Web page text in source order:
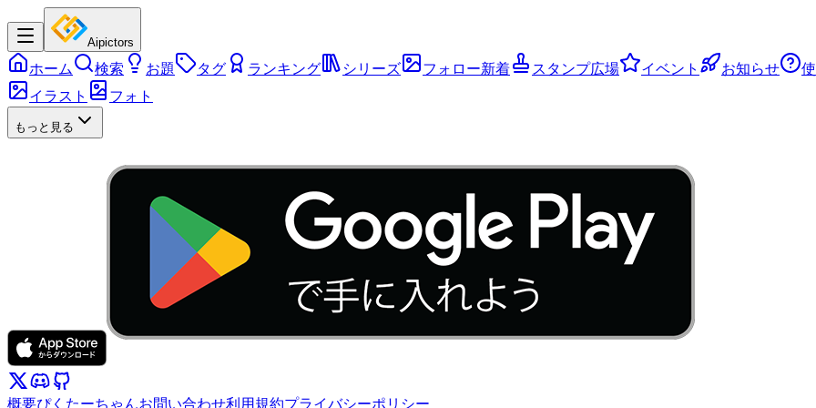
Aipictors
ホーム 検索 お題 タグ ランキング シリーズ フォロー新着 スタンプ広場 イベント お知らせ
イラスト
フォト
もっと見る
概要ぴくたーちゃんお問い合わせ利用規約プライバシーポリシー